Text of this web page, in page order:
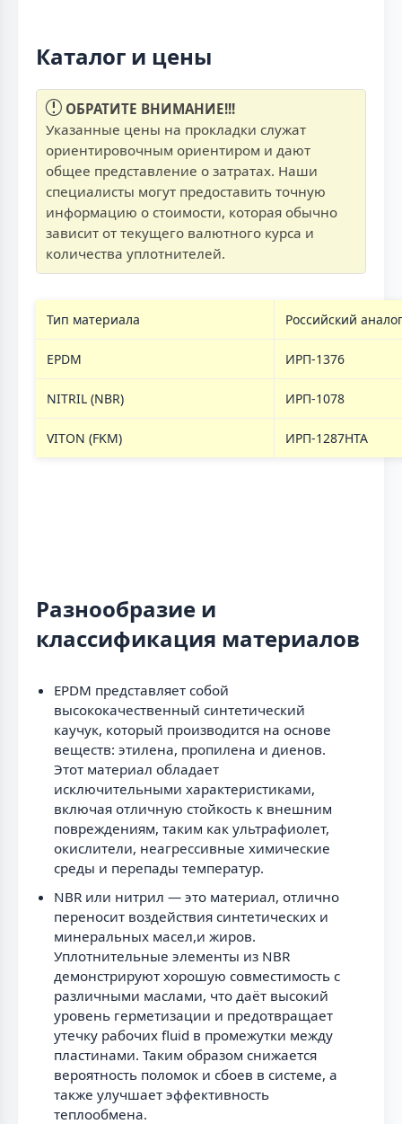
Каталог и цены
ОБРАТИТЕ ВНИМАНИЕ!!!
Указанные цены на прокладки служат
ориентировочным ориентиром и дают
общее представление о затратах. Наши
специалисты могут предоставить точную
информацию о стоимости, которая обычно
зависит от текущего валютного курса и
количества уплотнителей.
Тип материала Российский аналог
EPDM ИРП-1376
NITRIL (NBR) ИРП-1078
VITON (FKM) ИРП-1287НТА
Разнообразие и
классификация материалов
EPDM представляет собой
высококачественный синтетический
каучук, который производится на основе
веществ: этилена, пропилена и диенов.
Этот материал обладает
исключительными характеристиками,
включая отличную стойкость к внешним
повреждениям, таким как ультрафиолет,
окислители, неагрессивные химические
среды и перепады температур.
NBR или нитрил — это материал, отлично
переносит воздействия синтетических и
минеральных масел,и жиров.
Уплотнительные элементы из NBR
демонстрируют хорошую совместимость с
различными маслами, что даёт высокий
уровень герметизации и предотвращает
утечку рабочих fluid в промежутки между
пластинами. Таким образом снижается
вероятность поломок и сбоев в системе, а
также улучшает эффективность
теплообмена.